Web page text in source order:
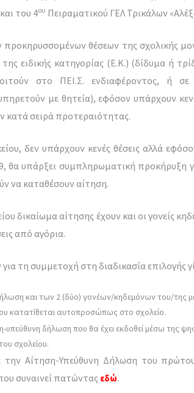
του 4ου Πειραματικού ΓΕΛ Τρικάλων
θέσεων της σχολικής
ειδικής κατηγορίας (Ε.Κ.) (δίδυμα ή
στο ΠΕΙ.Σ. ενδιαφέροντος, ή σε
με θητεία), εφόσον υπάρχουν
κατά σειρά προτεραιότητας.
δεν υπάρχουν κενές θέσεις αλλά
θα υπάρξει συμπληρωματική προκήρυξη
να καταθέσουν αίτηση.
δικαίωμα αίτησης έχουν και οι γονείς
από αγόρια.
τη συμμετοχή στη διαδικασία επιλογής
και των 2 (δύο) γονέων/κηδεμόνων του/της
κατατίθεται αυτοπροσώπως στο σχολείο.
υπεύθυνη δήλωση που θα έχει εκδοθεί μέσω της
σχολείου.
την Αίτηση-Υπεύθυνη Δήλωση του
συναινεί πατώντας εδώ.